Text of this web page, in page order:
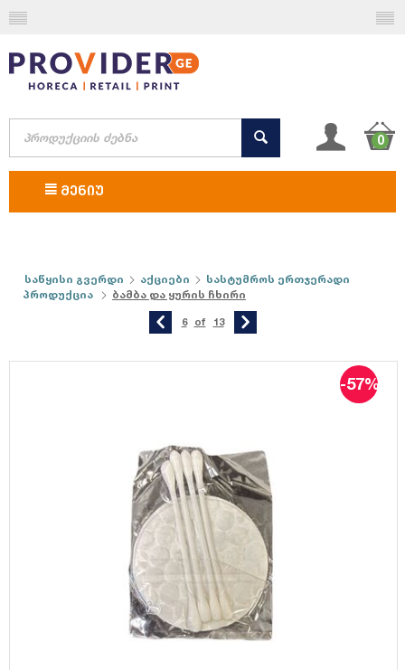
0
ᲛᲔᲜᲘᲣ
საწყისი გვერდი აქციები
სასტუმროს ერთჯერადი
პროდუქცია
ბამბა და ყურის ჩხირი
6 of 13
-57%